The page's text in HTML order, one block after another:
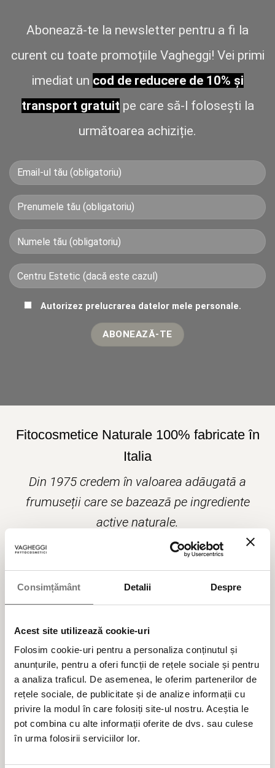
Consimțământ Detalii Despre
Acest site utilizează cookie-uri
Folosim cookie-uri pentru a personaliza conținutul și
anunțurile, pentru a oferi funcții de rețele sociale și pentru
a analiza traficul. De asemenea, le oferim partenerilor de
rețele sociale, de publicitate și de analize informații cu
privire la modul în care folosiți site-ul nostru. Aceștia le
pot combina cu alte informații oferite de dvs. sau culese
în urma folosirii serviciilor lor.
Abonează-te la newsletter pentru a fi la
curent cu toate promoțiile Vagheggi! Vei primi
imediat un cod de reducere de 10% și
transport gratuit pe care să-l folosești la
următoarea achiziție.
Autorizez prelucrarea datelor mele personale.
Fitocosmetice Naturale 100% fabricate în
Italia
Din 1975 credem în valoarea adăugată a
frumuseții care se bazează pe ingrediente
active naturale.
Produse cosmetice BIO vegane naturale,
testate clinic și dermatologic, formulate cu
Cele mai populare categorii de produse cosmetice
BESTSELLER